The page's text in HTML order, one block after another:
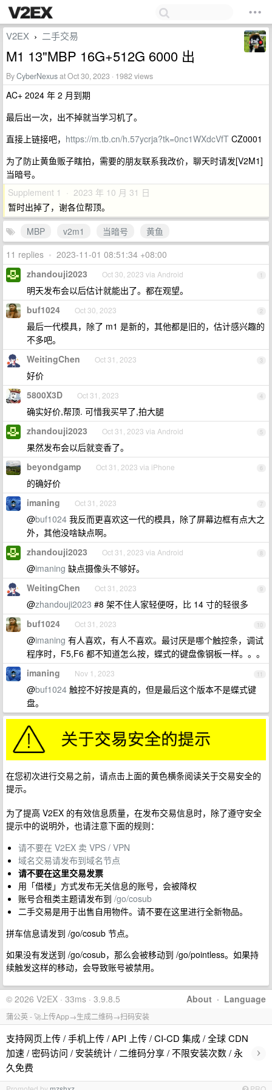
V2EX › 二手交易
M1 13"MBP 16G+512G 6000 出
ByCyberNexusat Oct 30, 2023 · 1982 views
AC+ 2024 年 2 月到期
最后出一次，出不掉就当学习机了。
直接上链接吧， https://m.tb.cn/h.57ycrja?tk=0nc1WXdcVfT CZ0001
为了防止黄鱼贩子瞎拍，需要的朋友联系我改价，聊天时请发[V2M1]
当暗号。
Supplement 1 · 2023 年 10 月 31 日
暂时出掉了，谢各位帮顶。
MBP
v2m1 当暗号
黄鱼
11 replies • 2023-11-01 08:51:34 +08:00
1
zhandouji2023 Oct 30, 2023 via Android
明天发布会以后估计就能出了。都在观望。
2
buf1024 Oct 30, 2023
最后一代模具，除了 m1 是新的，其他都是旧的，估计感兴趣的
不多吧。
3
WeitingChen Oct 31, 2023
好价
4
5800X3D Oct 31, 2023
确实好价,帮顶. 可惜我买早了,拍大腿
5
zhandouji2023 Oct 31, 2023 via Android
果然发布会以后就变香了。
6
beyondgamp Oct 31, 2023 via iPhone
的确好价
7
imaning Oct 31, 2023
@buf1024 我反而更喜欢这一代的模具，除了屏幕边框有点大之
外，其他没啥缺点啊。
8
zhandouji2023 Oct 31, 2023 via Android
@imaning 缺点摄像头不够好。
9
WeitingChen Oct 31, 2023
@zhandouji2023 #8 架不住人家轻便呀，比 14 寸的轻很多
10
buf1024 Oct 31, 2023
@imaning 有人喜欢，有人不喜欢。最讨厌是哪个触控条，调试
程序时，F5,F6 都不知道怎么按，蝶式的键盘像钢板一样。。。
11
imaning Nov 1, 2023
@buf1024 触控不好按是真的，但是最后这个版本不是蝶式键
盘。
在您初次进行交易之前，请点击上面的黄色横条阅读关于交易安全的
提示。
为了提高 V2EX 的有效信息质量，在发布交易信息时，除了遵守安全
提示中的说明外，也请注意下面的规则：
请不要在 V2EX 卖 VPS / VPN
域名交易请发布到域名节点
请不要在这里交易发票
用「借楼」方式发布无关信息的账号，会被降权
账号合租类主题请发布到 /go/cosub
二手交易是用于出售自用物件。请不要在这里进行全新物品。
拼车信息请发到 /go/cosub 节点。
如果没有发送到 /go/cosub，那么会被移动到 /go/pointless。如果持
续触发这样的移动，会导致账号被禁用。
About · Language
© 2026 V2EX · 33ms · 3.9.8.5
蒲公英 - 🚀上传App→生成二维码→扫码安装
支持网页上传 / 手机上传 / API 上传 / CI-CD 集成 / 全球 CDN
加速 / 密码访问 / 安装统计 / 二维码分享 / 不限安装次数 / 永
久免费
›